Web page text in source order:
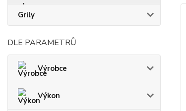
Grily
DLE PARAMETRŮ
Výrobce
Výkon